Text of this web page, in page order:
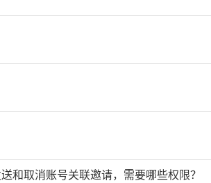
和取消账号关联邀请，需要哪些权限？